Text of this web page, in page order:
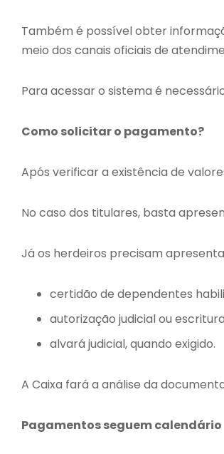
Também é possível obter
meio dos canais oficiais de
Para acessar o sistema é
Como solicitar o pagamento?
Após verificar a existência de
No caso dos titulares, basta
Já os herdeiros precisam
certidão de dependentes
autorização judicial ou
alvará judicial, quando exigido.
A Caixa fará a análise da
Pagamentos seguem calendário